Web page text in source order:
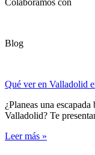
Colaboramos con
Blog
Qué ver en Valladolid
¿Planeas una
Valladolid? Te
Leer más »